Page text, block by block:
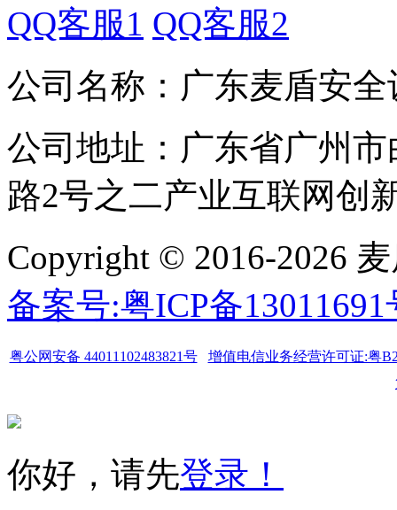
QQ客服1 QQ客服2
公司名称：广东麦盾安
公司地址：广东省广州
路2号之二产业互联网创
Copyright © 2016-2026
备案号:粤ICP备13011691
粤公网安备 44011102483821号
增值电信业务经营许可证:粤
你好，请先登录！